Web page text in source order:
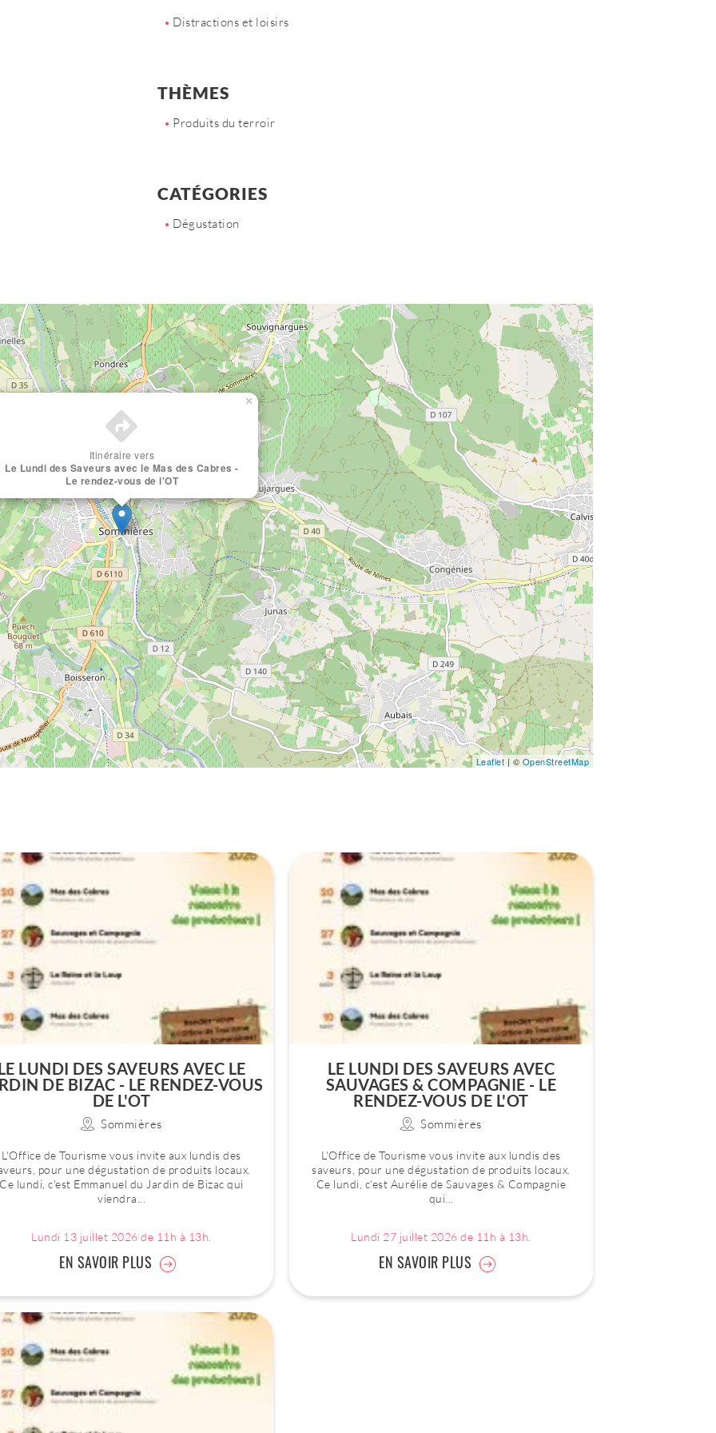
Distractions et loisirs
THÈMES
Produits du terroir
CATÉGORIES
Dégustation
Itinéraire vers
Le Lundi des Saveurs avec le Mas des Cabres -
Le rendez-vous de l'OT
×
Leaflet| © OpenStreetMap
LUNDI DES SAVEURS AVEC LE
DE BIZAC - LE RENDEZ-VOUS
DE L'OT
Sommières
L'Office de Tourisme vous invite aux lundis des
pour une dégustation de produits locaux.
Ce lundi, c'est Emmanuel du Jardin de Bizac qui
viendra...
Lundi 13 juillet 2026 de 11h à 13h.
EN SAVOIR PLUS
LE LUNDI DES SAVEURS AVEC
SAUVAGES & COMPAGNIE - LE
RENDEZ-VOUS DE L'OT
Sommières
L'Office de Tourisme vous invite aux lundis des
saveurs, pour une dégustation de produits locaux.
Ce lundi, c'est Aurélie de Sauvages & Compagnie
qui...
Lundi 27 juillet 2026 de 11h à 13h.
EN SAVOIR PLUS